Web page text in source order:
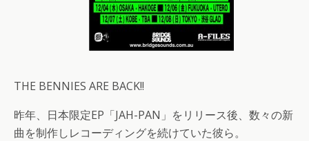
THE BENNIES ARE BACK!!
昨年、日本限定EP「JAH-PAN」をリリース後、数々の新
曲を制作しレコーディングを続けていた彼ら。